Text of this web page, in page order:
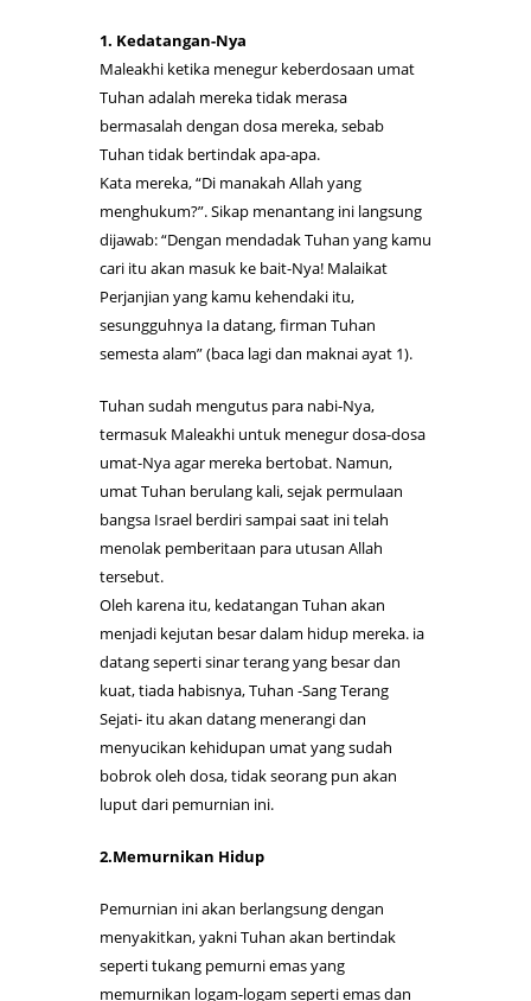
1. Kedatangan-Nya
Maleakhi ketika menegur keberdosaan umat
Tuhan adalah mereka tidak merasa
bermasalah dengan dosa mereka, sebab
Tuhan tidak bertindak apa-apa.
Kata mereka, “Di manakah Allah yang
menghukum?”. Sikap menantang ini langsung
dijawab: “Dengan mendadak Tuhan yang kamu
cari itu akan masuk ke bait-Nya! Malaikat
Perjanjian yang kamu kehendaki itu,
sesungguhnya Ia datang, firman Tuhan
semesta alam” (baca lagi dan maknai ayat 1).
Tuhan sudah mengutus para nabi-Nya,
termasuk Maleakhi untuk menegur dosa-dosa
umat-Nya agar mereka bertobat. Namun,
umat Tuhan berulang kali, sejak permulaan
bangsa Israel berdiri sampai saat ini telah
menolak pemberitaan para utusan Allah
tersebut.
Oleh karena itu, kedatangan Tuhan akan
menjadi kejutan besar dalam hidup mereka. ia
datang seperti sinar terang yang besar dan
kuat, tiada habisnya, Tuhan -Sang Terang
Sejati- itu akan datang menerangi dan
menyucikan kehidupan umat yang sudah
bobrok oleh dosa, tidak seorang pun akan
luput dari pemurnian ini.
2.Memurnikan Hidup
Pemurnian ini akan berlangsung dengan
menyakitkan, yakni Tuhan akan bertindak
seperti tukang pemurni emas yang
memurnikan logam-logam seperti emas dan